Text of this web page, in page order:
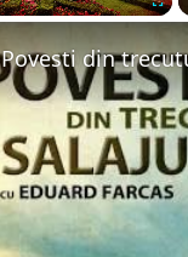
Povesti din